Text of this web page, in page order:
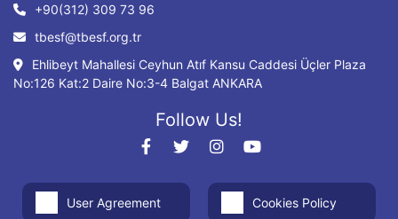
+90(312) 309 73 96
tbesf@tbesf.org.tr
Ehlibeyt Mahallesi Ceyhun Atıf Kansu Caddesi Üçler Plaza
No:126 Kat:2 Daire No:3-4 Balgat ANKARA
Follow Us!
User Agreement Cookies Policy